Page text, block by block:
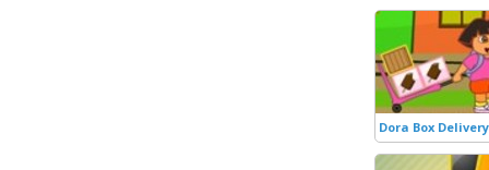
Dora Box Delivery